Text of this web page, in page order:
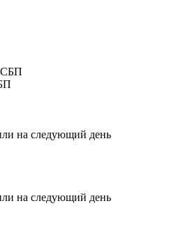
на следующий день
на следующий день